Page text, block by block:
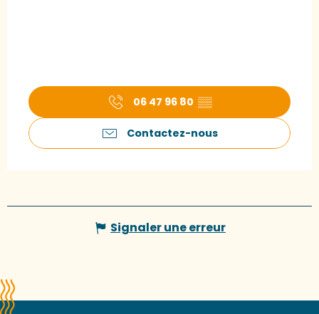
06 47 96 80 ▒▒
Contactez-nous
Signaler une erreur